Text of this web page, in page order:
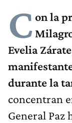
Con la
Evelia
durante la
concentran
General Paz